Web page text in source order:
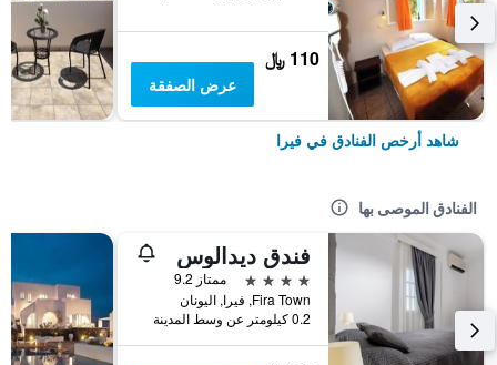
110 ﷼
عرض الصفقة
شاهد أرخص الفنادق في فيرا
الفنادق الموصى بها
فندق ديدالوس
4 نجوم
ممتاز 9.2
Fira Town, فيرا, اليونان
0.2 كيلومتر عن وسط المدينة